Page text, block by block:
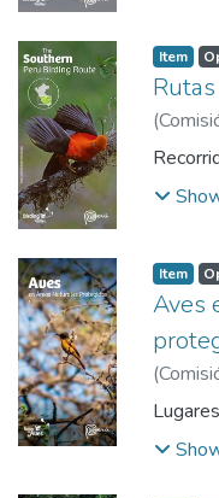
Item
(
Item
Aves
(